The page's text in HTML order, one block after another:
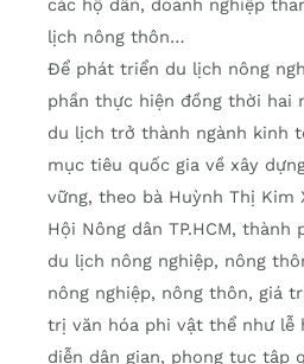
các hộ dân, doanh nghiệp
lịch nông thôn…
Để phát triển du lịch nông
phần thực hiện đồng thời hai
du lịch trở thành ngành kinh
mục tiêu quốc gia về xây
vững, theo bà Huỳnh Thị Kim
Hội Nông dân TP.HCM, thành
du lịch nông nghiệp, nông
nông nghiệp, nông thôn, giá
trị văn hóa phi vật thể như lễ
diễn dân gian, phong tục tập